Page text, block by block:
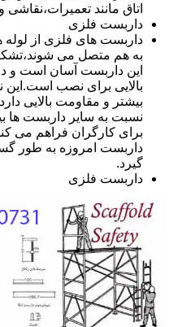
اتاق مانند
داربست فلزی
داربست های فلزی از
به هم متصل می
این داربست آسان است و
بالایی برای نصب است.این
بیشتر و مقاومت بالایی
نسبت به سایر داربست ها
برای کارگران فراهم می
داربست امروزه به طور
گیرد.
داربست فلزی